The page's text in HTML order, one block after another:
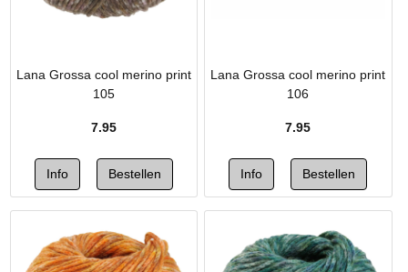
Lana Grossa cool merino print
105
7.95
Lana Grossa cool merino print
106
7.95